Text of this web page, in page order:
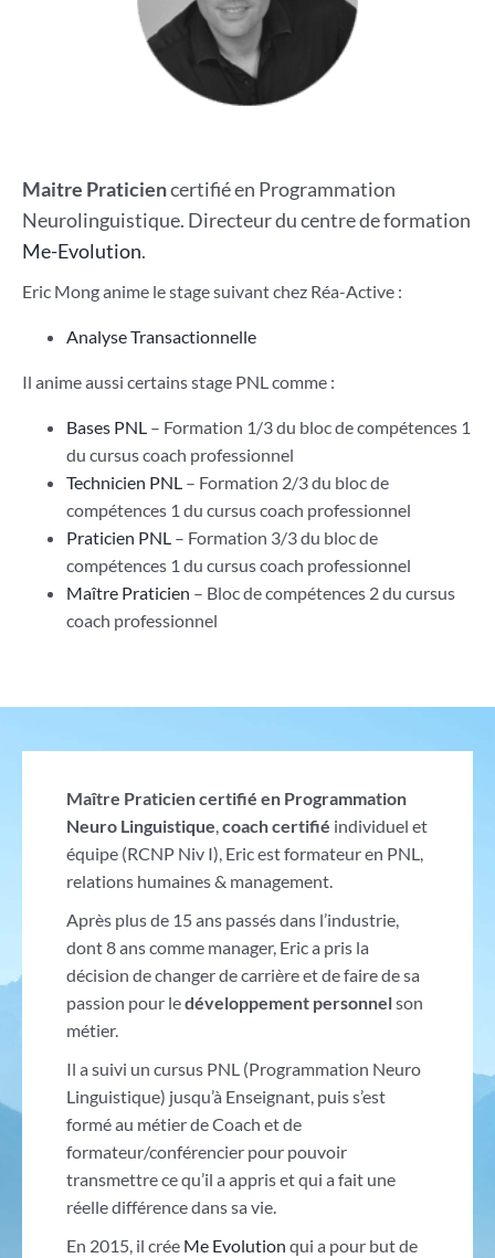
Maitre Praticiencertifié en Programmation
Neurolinguistique. Directeur du centre de formation
Me-Evolution.
Eric Mong anime le stage suivant chez Réa-Active :
Analyse Transactionnelle
Il anime aussi certains stage PNL comme :
Bases PNL– Formation 1/3 du bloc de compétences 1
du cursus coach professionnel
Technicien PNL– Formation 2/3 du bloc de
compétences 1 du cursus coach professionnel
Praticien PNL– Formation 3/3 du bloc de
compétences 1 du cursus coach professionnel
Maître Praticien – Bloc de compétences 2 du cursus
coach professionnel
Maître Praticien certifié en Programmation
Neuro Linguistique,coach certifié individuel et
équipe (RCNP Niv I), Eric est formateur en PNL,
relations humaines & management.
Après plus de 15 ans passés dans l’industrie,
dont 8 ans comme manager, Eric a pris la
décision de changer de carrière et de faire de sa
passion pour ledéveloppement personnelson
métier.
Il a suivi un cursus PNL (Programmation Neuro
Linguistique) jusqu’à Enseignant, puis s’est
formé au métier de Coach et de
formateur/conférencier pour pouvoir
transmettre ce qu’il a appris et qui a fait une
réelle différence dans sa vie.
En 2015, il crée Me Evolution qui a pour but de